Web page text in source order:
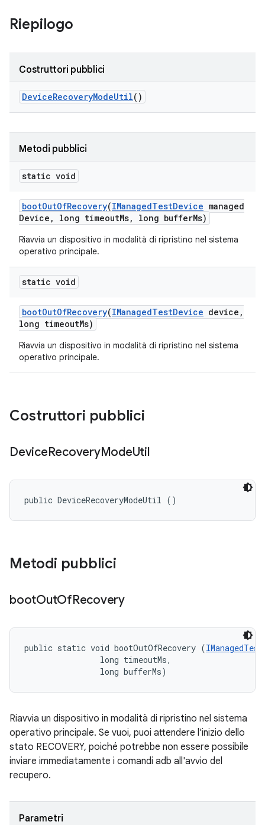
Riepilogo
Costruttori pubblici
DeviceRecoveryModeUtil()
Metodi pubblici
static void
bootOutOfRecovery(IManagedTestDevice managed
Device , long timeoutMs, long bufferMs)
Riavvia un dispositivo in modalità di ripristino nel sistema
operativo principale.
static void
bootOutOfRecovery(IManagedTestDevice device ,
long timeoutMs)
Riavvia un dispositivo in modalità di ripristino nel sistema
operativo principale.
Costruttori pubblici
DeviceRecoveryModeUtil
public DeviceRecoveryModeUtil ()
Metodi pubblici
bootOutOfRecovery
public static void bootOutOfRecovery (
                long timeoutMs,
                long bufferMs)
Riavvia un dispositivo in modalità di ripristino nel sistema
operativo principale. Se vuoi, puoi attendere l'inizio dello
stato RECOVERY, poiché potrebbe non essere possibile
inviare immediatamente i comandi adb all'avvio del
recupero.
Parametri